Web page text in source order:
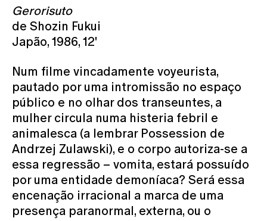
Gerorisuto
de Shozin Fukui
Japão, 1986, 12'
Num filme vincadamente voyeurista,
pautado por uma intromissão no espaço
público e no olhar dos transeuntes, a
mulher circula numa histeria febril e
animalesca (a lembrar Possession de
Andrzej Zulawski), e o corpo autoriza-se a
essa regressão – vomita, estará possuído
por uma entidade demoníaca? Será essa
encenação irracional a marca de uma
presença paranormal, externa, ou o